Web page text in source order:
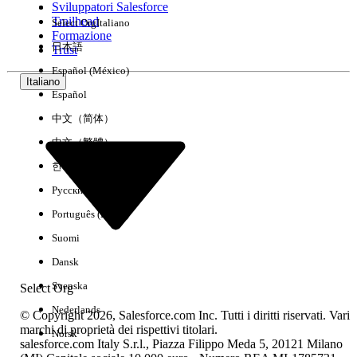
Esperienza
Nessun risultato
Sviluppatori Salesforce
Trailhead
Formazione
Trust
Italiano
Select Org
Select OrgItaliano
日本語
Español (México)
Español
中文（简体）
中文（繁體）
한국어
Русский
Português (Brasil)
Suomi
Dansk
Svenska
Nederlands
Norsk
© Copyright 2026, Salesforce.com Inc. Tutti i diritti riservati. Vari
marchi di proprietà dei rispettivi titolari.
salesforce.com Italy S.r.l., Piazza Filippo Meda 5, 20121 Milano